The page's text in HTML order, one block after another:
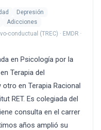
Depresión
Adicciones
conductual (TREC) · EMDR ·
en Psicología por la
Terapia del
en Terapia Racional
RET. Es colegiada del
consulta en el carrer
años amplió su